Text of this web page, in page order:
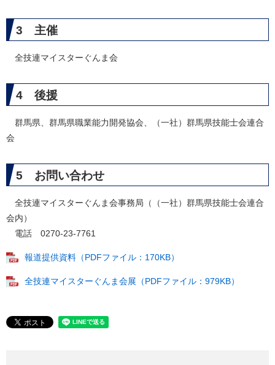
3 主催
全技連マイスターぐんま会
4 後援
群馬県、群馬県職業能力開発協会、（一社）群馬県技能士会連合
会
5 お問い合わせ
全技連マイスターぐんま会事務局（（一社）群馬県技能士会連合
会内）
電話 0270-23-7761
報道提供資料（PDFファイル：170KB）
全技連マイスターぐんま会展（PDFファイル：979KB）